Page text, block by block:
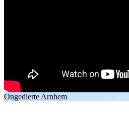
Ongedierte Arnhem